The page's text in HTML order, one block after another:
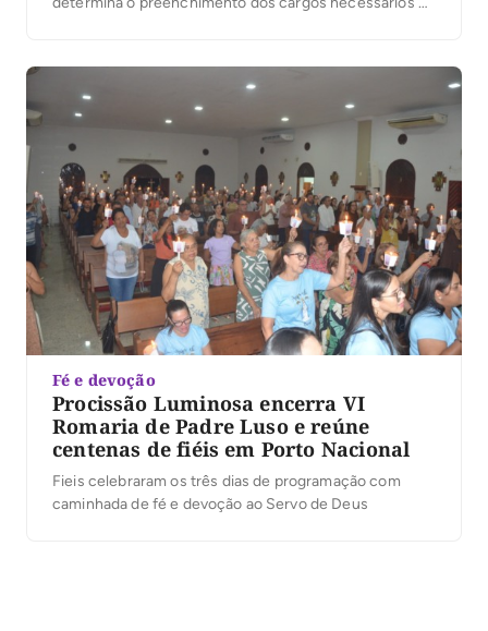
técnicas e operacionais, destinadas exclusivamente a
servidores efetivos. No processo, […]
Fé e devoção
Procissão Luminosa encerra VI
Romaria de Padre Luso e reúne
centenas de fiéis em Porto Nacional
Fieis celebraram os três dias de programação com
caminhada de fé e devoção ao Servo de Deus